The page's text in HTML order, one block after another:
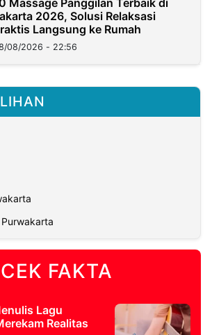
2026, Solusi Relaksasi
Langsung ke Rumah
08/2026 - 22:56
CEK FAKTA
Lagu
Realitas